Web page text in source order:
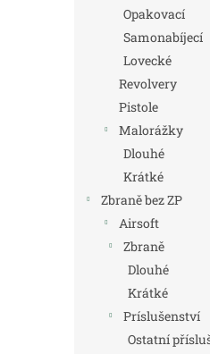
Opakovací
Samonabíjecí
Lovecké
Revolvery
Pistole
Malorážky
Dlouhé
Krátké
Zbraně bez ZP
Airsoft
Zbraně
Dlouhé
Krátké
Príslušenství
Ostatní